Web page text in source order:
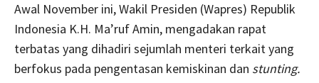
Awal November ini, Wakil Presiden (Wapres) Republik
Indonesia K.H. Ma’ruf Amin, mengadakan rapat
terbatas yang dihadiri sejumlah menteri terkait yang
berfokus pada pengentasan kemiskinan dan stunting.